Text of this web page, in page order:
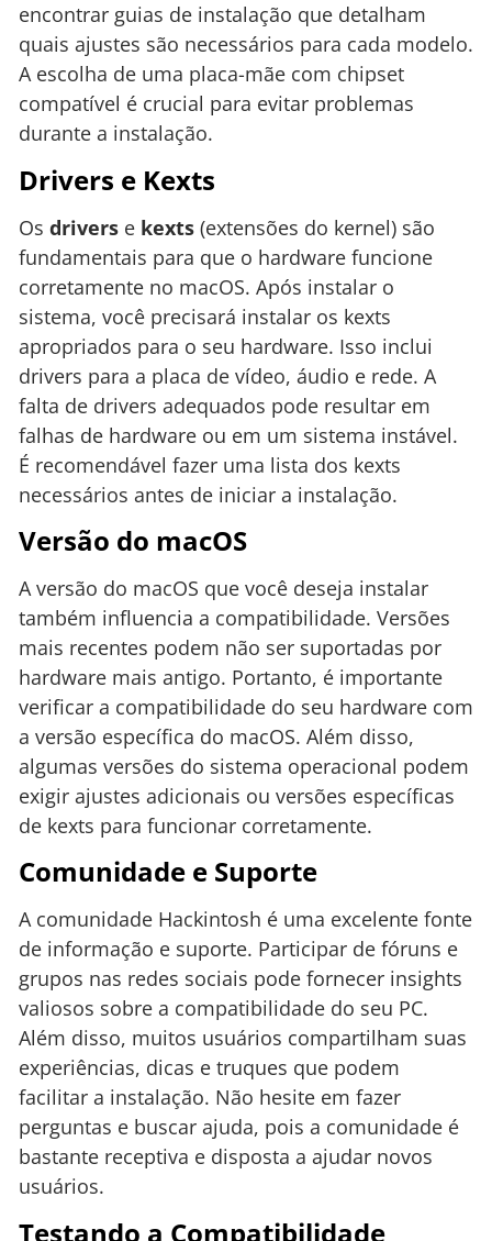
encontrar guias de instalação que detalham
quais ajustes são necessários para cada modelo.
A escolha de uma placa-mãe com chipset
compatível é crucial para evitar problemas
durante a instalação.
Drivers e Kexts
Os drivers e kexts (extensões do kernel) são
fundamentais para que o hardware funcione
corretamente no macOS. Após instalar o
sistema, você precisará instalar os kexts
apropriados para o seu hardware. Isso inclui
drivers para a placa de vídeo, áudio e rede. A
falta de drivers adequados pode resultar em
falhas de hardware ou em um sistema instável.
É recomendável fazer uma lista dos kexts
necessários antes de iniciar a instalação.
Versão do macOS
A versão do macOS que você deseja instalar
também influencia a compatibilidade. Versões
mais recentes podem não ser suportadas por
hardware mais antigo. Portanto, é importante
verificar a compatibilidade do seu hardware com
a versão específica do macOS. Além disso,
algumas versões do sistema operacional podem
exigir ajustes adicionais ou versões específicas
de kexts para funcionar corretamente.
Comunidade e Suporte
A comunidade Hackintosh é uma excelente fonte
de informação e suporte. Participar de fóruns e
grupos nas redes sociais pode fornecer insights
valiosos sobre a compatibilidade do seu PC.
Além disso, muitos usuários compartilham suas
experiências, dicas e truques que podem
facilitar a instalação. Não hesite em fazer
perguntas e buscar ajuda, pois a comunidade é
bastante receptiva e disposta a ajudar novos
usuários.
Testando a Compatibilidade